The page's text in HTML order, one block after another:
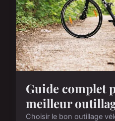
Guide complet
meilleur
Choisir le bon outillage